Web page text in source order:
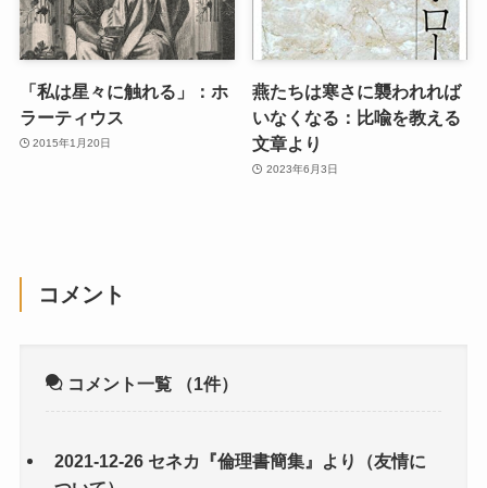
「私は星々に触れる」：ホ
ラーティウス
2015年1月20日
燕たちは寒さに襲われれば
いなくなる：比喩を教える
文章より
2023年6月3日
コメント
コメント一覧 （1件）
2021-12-26 セネカ『倫理書簡集』より（友情に